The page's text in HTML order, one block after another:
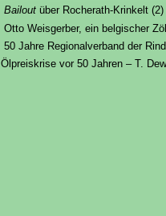
Bailout über Rocherath-Krinkelt
Otto Weisgerber, ein belgischer
50 Jahre Regionalverband der
Ölpreiskrise vor 50 Jahren – T.